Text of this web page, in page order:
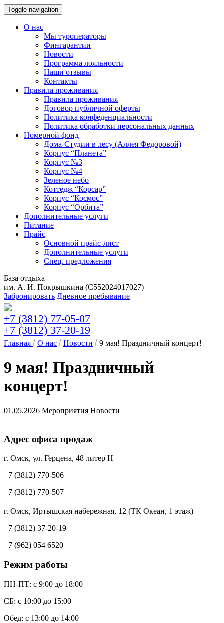
Toggle navigation
О нас
Мы туроператоры
Фингарантии
Новости
Программа лояльности
Наши отзывы
Контакты
Правила проживания
Правила проживания
Договор публичной оферты
Политика конфеденциальности
Политика обработки персональных данных
Номерной фонд
Дома-Студии в лесу (Аллея Федоровой)
Корпус “Планета”
Корпус №3
Корпус №4
Зеленое небо
Коттедж “Корсар”
Корпус “Космос”
Корпус “Орбита”
Дополнительные услуги
Питание
Прайс
Основной прайс-лист
Дополнительные услуги
Спец. предложения
База отдыха
им. А. И. Покрышкина (C552024017027)
Забронировать Дневное пребывание
+7 (3812) 77-05-07
+7 (3812) 37-20-19
Главная О нас Новости 9 мая! Праздничный концерт!
9 мая! Праздничный
концерт!
01.05.2026 Мероприятия Новости
Адрес офиса продаж
г. Омск, ул. Герцена, 48 литер Н
+7 (3812) 770-506
+7 (3812) 770-507
г. Омск, Иртышская набережная, 12 (ТК Океан, 1 этаж)
+7 (3812) 37-20-19
+7 (962) 054 6520
Режим работы
ПН-ПТ: c 9:00 до 18:00
СБ: с 10:00 до 15:00
Обед: с 13:00 до 14:00